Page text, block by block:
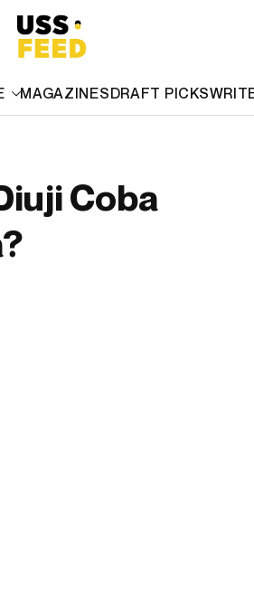
MAGAZINESDRAFT PICKS
Coba